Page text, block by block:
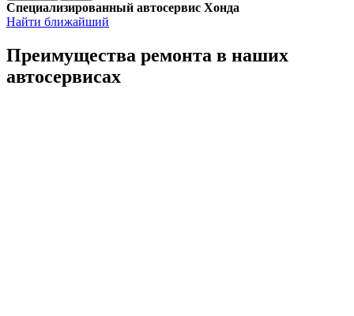
Специализированный автосервис Хонда
Найти ближайший
Преимущества ремонта в наших
автосервисах